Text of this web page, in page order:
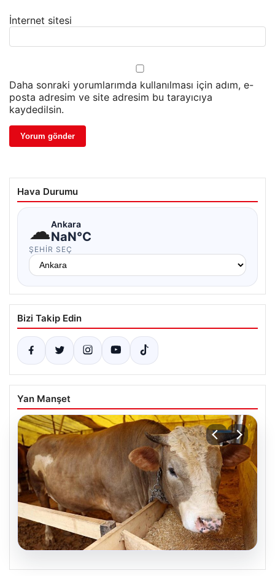
İnternet sitesi
Daha sonraki yorumlarımda kullanılması için adım, e-
posta adresim ve site adresim bu tarayıcıya
kaydedilsin.
Hava Durumu
☁Ankara
NaN°C
ŞEHIR SEÇ
Bizi Takip Edin
Yan Manşet